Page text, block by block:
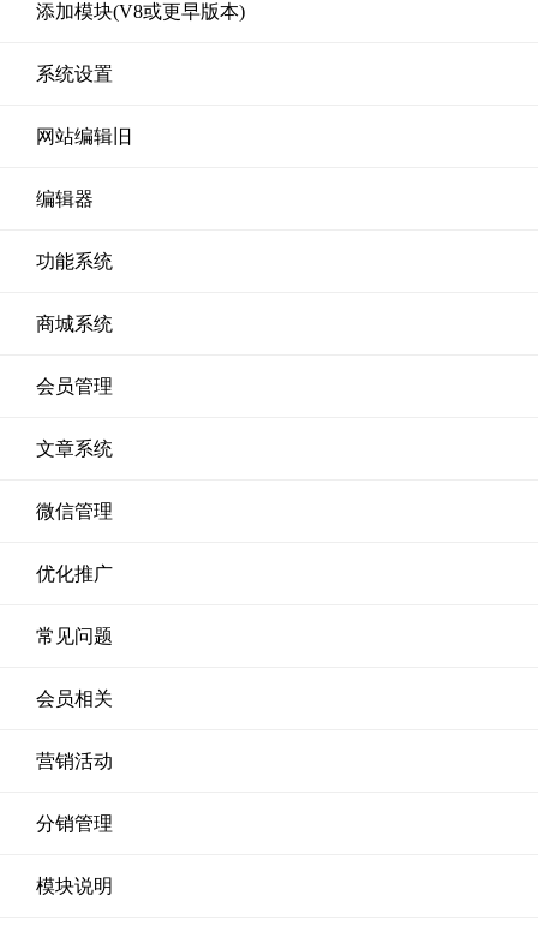
添加模块(V8或更早版本)
系统设置
网站编辑旧
编辑器
功能系统
商城系统
会员管理
文章系统
微信管理
优化推广
常见问题
会员相关
营销活动
分销管理
模块说明